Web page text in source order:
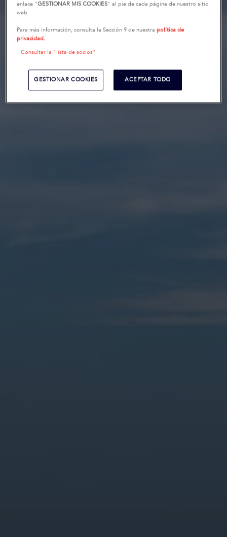
enlace "GESTIONAR MIS COOKIES" al pie de cada página de nuestro sitio
web.
Para más información, consulta la Sección 9 de nuestrapolítica de
privacidad.
Consultar la "lista de socios"
GESTIONAR COOKIES ACEPTAR TODO